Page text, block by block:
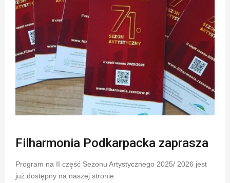
Filharmonia Podkarpacka zaprasza
Program na II część Sezonu Artystycznego 2025/ 2026 jest
już dostępny na naszej stronie